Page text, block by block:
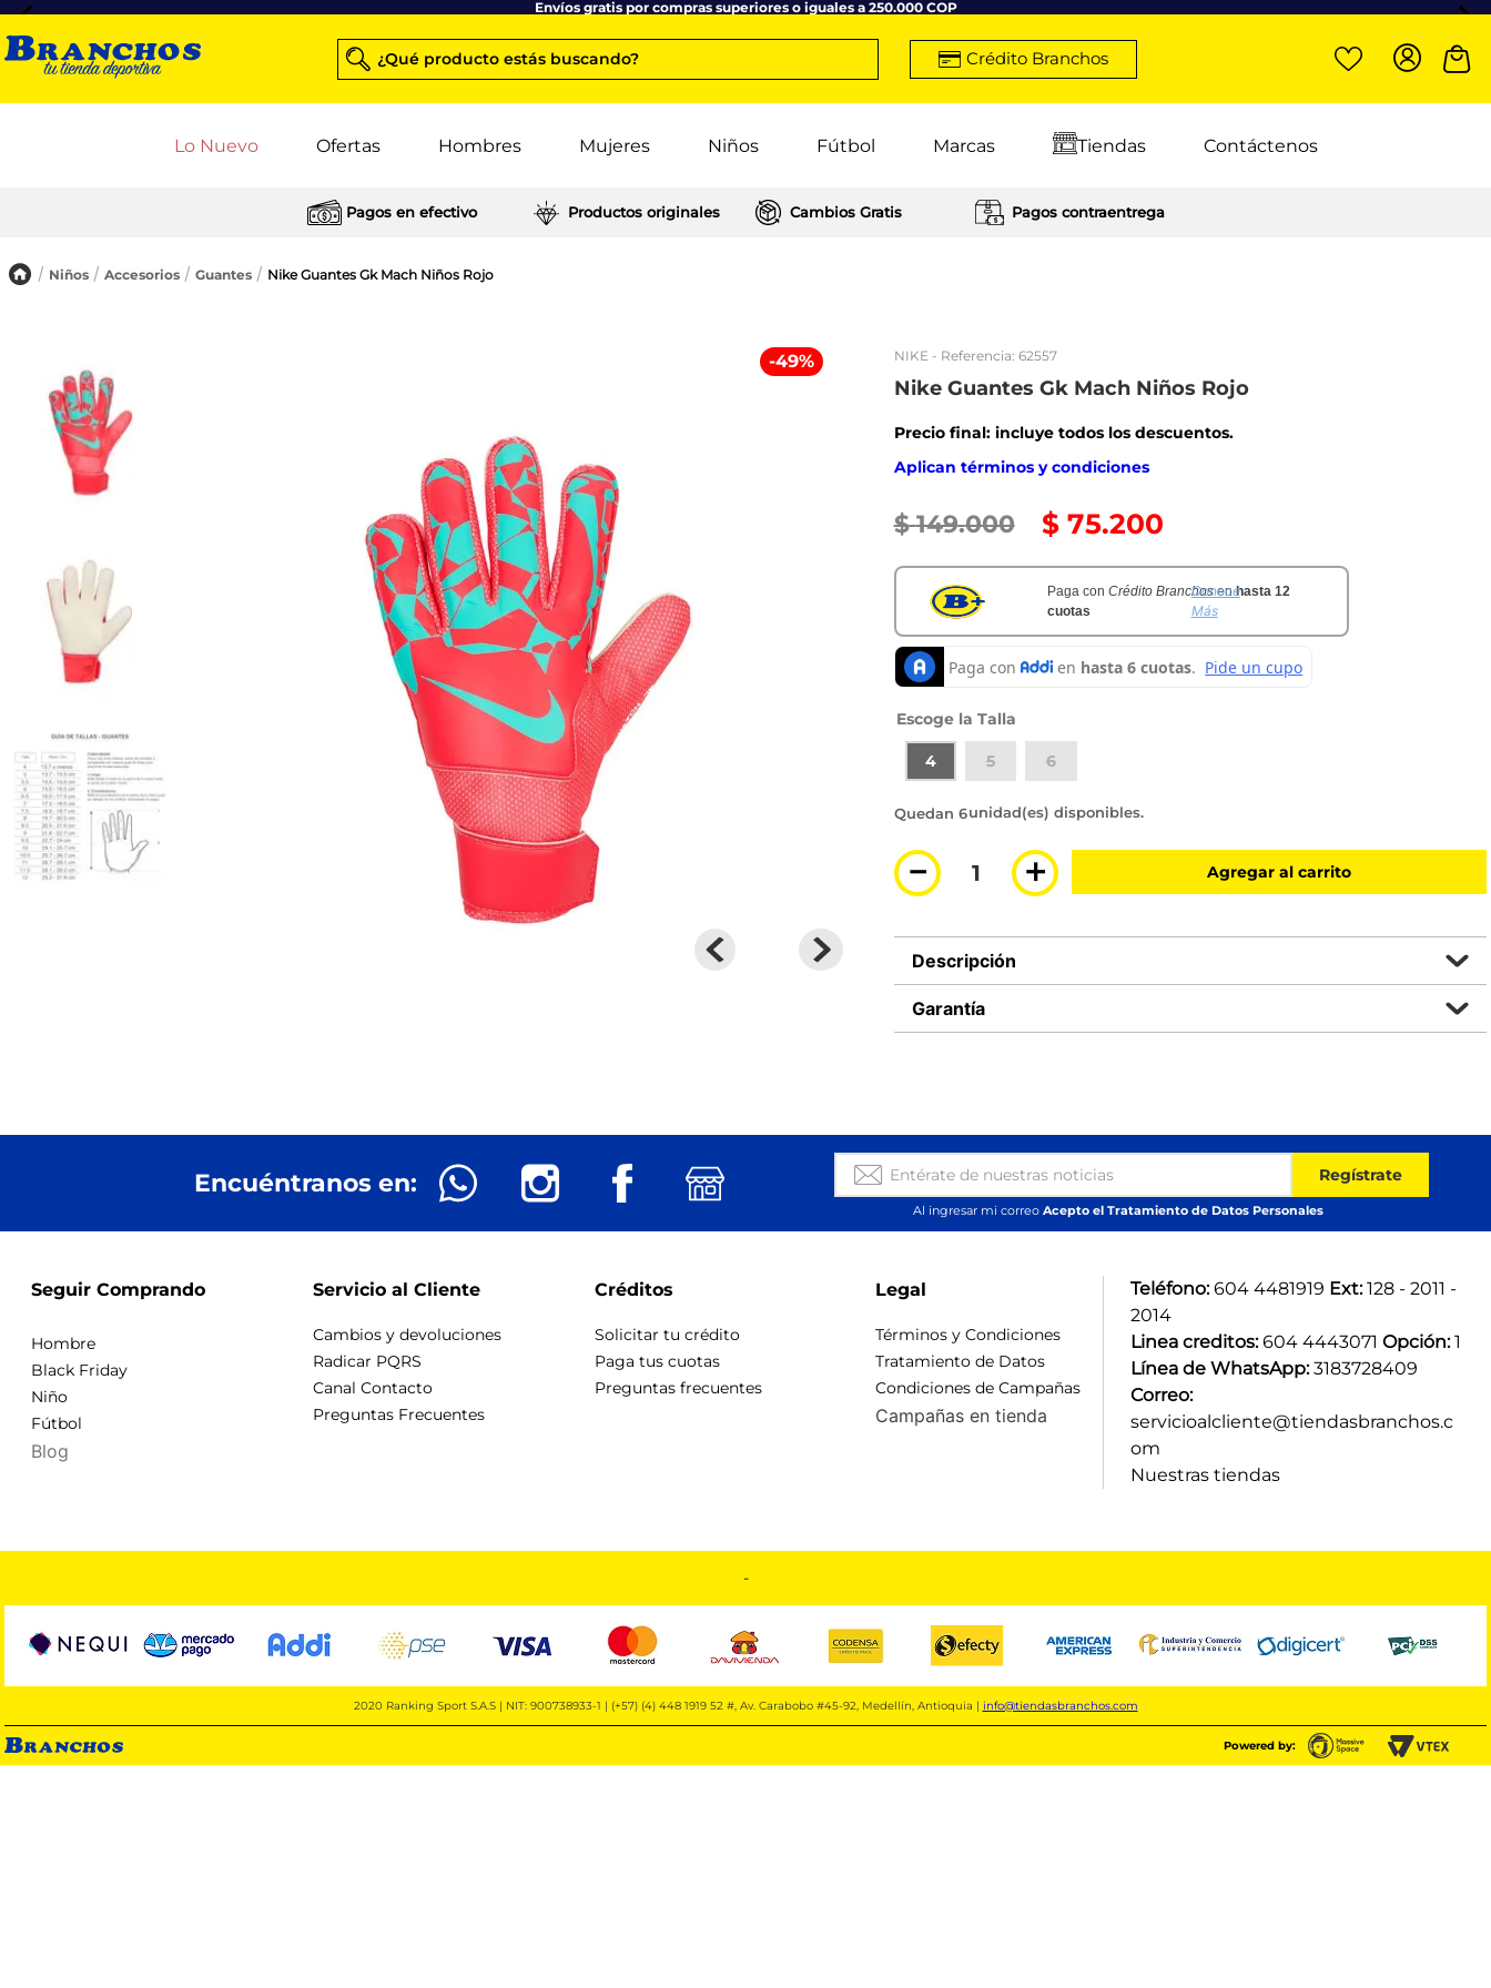
Envíos gratis por compras superiores o iguales a 250.000 COP
¿Qué producto estás buscando? Crédito Branchos
Lo Nuevo Ofertas Hombres Mujeres Niños Fútbol Marcas Tiendas Contáctenos
Pagos en efectivo Productos originales Cambios Gratis Pagos contraentrega
Niños Accesorios Guantes Nike Guantes Gk Mach Niños Rojo
-49% NIKE- Referencia: 62557
Nike Guantes Gk Mach Niños Rojo
Precio final: incluye todos los descuentos.
Aplican términos y condiciones
$ 149.000 $ 75.200
Paga con Crédito Branchosenhasta 12
cuotas
Conoce
Más
Talla
4 5 6
6 disponibles
＋
－ Agregar al carrito
Descripción
Garantía
Encuéntranos en: Regístrate
Al ingresar mi correo Acepto el Tratamiento de Datos Personales
Seguir Comprando
Hombre
Black Friday
Niño
Fútbol
Blog
Servicio al Cliente
Cambios y devoluciones
Radicar PQRS
Canal Contacto
Preguntas Frecuentes
Créditos
Solicitar tu crédito
Paga tus cuotas
Preguntas frecuentes
Legal
Términos y Condiciones
Tratamiento de Datos
Condiciones de Campañas
Campañas en tienda
Teléfono: 604 4481919 Ext: 128 - 2011 -
2014
Linea creditos: 604 4443071 Opción: 1
Línea de WhatsApp: 3183728409
Correo:
servicioalcliente@tiendasbranchos.c
om
Nuestras tiendas
-
2020 Ranking Sport S.A.S | NIT: 900738933-1 | (+57) (4) 448 1919 52 #, Av. Carabobo #45-92, Medellín, Antioquia | info@tiendasbranchos.com
Powered by: